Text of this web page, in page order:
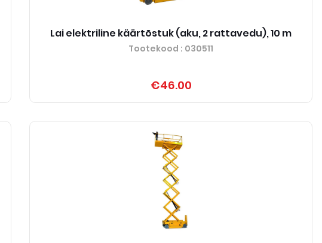
Lai elektriline käärtõstuk (aku, 2 rattavedu), 10 m
Tootekood : 030511
€46.00